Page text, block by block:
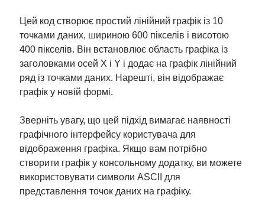
Цей код створює простий лінійний графік із 10
точками даних, шириною 600 пікселів і висотою
400 пікселів. Він встановлює область графіка із
заголовками осей X і Y і додає на графік лінійний
ряд із точками даних. Нарешті, він відображає
графік у новій формі.
Зверніть увагу, що цей підхід вимагає наявності
графічного інтерфейсу користувача для
відображення графіка. Якщо вам потрібно
створити графік у консольному додатку, ви можете
використовувати символи ASCII для
представлення точок даних на графіку.